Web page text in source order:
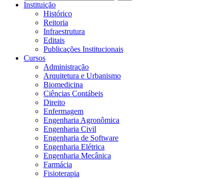
Instituição
Histórico
Reitoria
Infraestrutura
Editais
Publicações Institucionais
Cursos
Administração
Arquitetura e Urbanismo
Biomedicina
Ciências Contábeis
Direito
Enfermagem
Engenharia Agronômica
Engenharia Civil
Engenharia de Software
Engenharia Elétrica
Engenharia Mecânica
Farmácia
Fisioterapia